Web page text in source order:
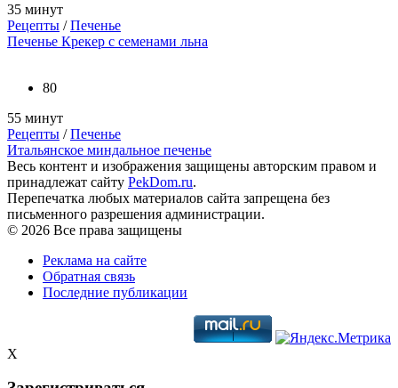
35 минут
Рецепты /Печенье
Печенье Крекер с семенами льна
80
55 минут
Рецепты /Печенье
Итальянское миндальное печенье
Весь контент и изображения защищены авторским правом и
принадлежат сайту PekDom.ru.
Перепечатка любых материалов сайта запрещена без
письменного разрешения администрации.
© 2026 Все права защищены
Реклама на сайте
Обратная связь
Последние публикации
X